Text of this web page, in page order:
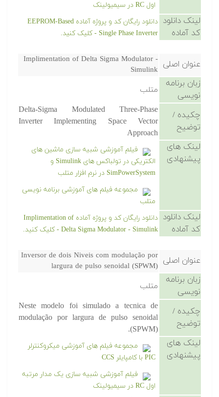
اول RC در سیمیولینک
لینک دانلود
کد آماده
دانلود رایگان کد و پروژه آماده EEPROM-Based
Single Phase Inverter - کلیک کنید.
عنوان اصلی Implimentation of Delta Sigma Modulator -
Simulink
زبان برنامه
نویسی
متلب
چکیده /
توضیح
Delta-Sigma Modulated Three-Phase
Inverter Implementing Space Vector
Approach
لینک های
پیشنهادی
فیلم آموزشی شبیه سازی ماشین های
الکتریکی در تولباکس های Simulink و
SimPowerSystem در نرم افزار متلب
مجموعه فیلم های آموزشی برنامه نویسی
متلب
لینک دانلود
کد آماده
دانلود رایگان کد و پروژه آماده Implimentation of
Delta Sigma Modulator - Simulink - کلیک کنید.
عنوان اصلی Inversor de dois Niveis com modulação por
largura de pulso senoidal (SPWM)
زبان برنامه
نویسی
متلب
چکیده /
توضیح
Neste modelo foi simulado a tecnica de
modulação por largura de pulso senoidal
(SPWM).
لینک های
پیشنهادی
مجموعه فیلم های آموزشی میکروکنترلر
PIC با کامپایلر CCS
فیلم آموزشی شبیه سازی یک مدار مرتبه
اول RC در سیمیولینک